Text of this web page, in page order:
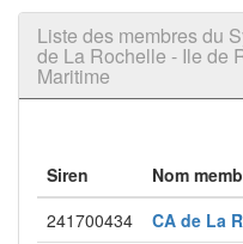
Liste des membres du
de La Rochelle - Ile de
Maritime
Siren Nom
241700434
CA de La